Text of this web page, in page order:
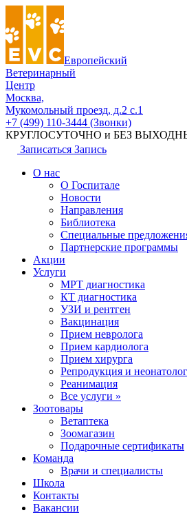
Европейский
Ветеринарный
Центр
Москва,
Мукомольный проезд, д.2 с.1
+7 (499) 110-3444 (Звонки)
КРУГЛОСУТОЧНО и БЕЗ
Записаться Запись
О нас
О Госпитале
Новости
Направления
Библиотека
Специальные
Партнерские программы
Акции
Услуги
МРТ диагностика
КТ диагностика
УЗИ и рентген
Вакцинация
Прием невролога
Прием кардиолога
Прием хирурга
Репродукция и
Реанимация
Все услуги »
Зоотовары
Ветаптека
Зоомагазин
Подарочные сертификаты
Команда
Врачи и специалисты
Школа
Контакты
Вакансии